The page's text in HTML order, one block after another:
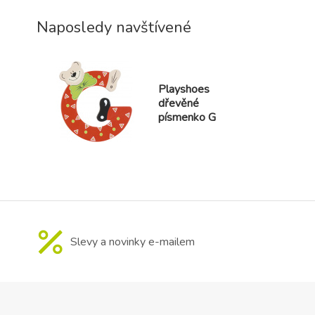
Naposledy navštívené
Playshoes
dřevěné
písmenko G
Slevy a novinky e-mailem